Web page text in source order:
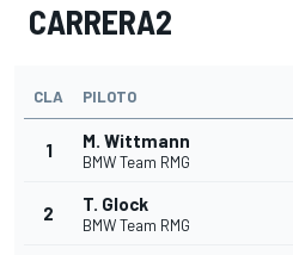
CARRERA2
CLA PILOTO
1 M. Wittmann
BMW Team RMG
2 T. Glock
BMW Team RMG